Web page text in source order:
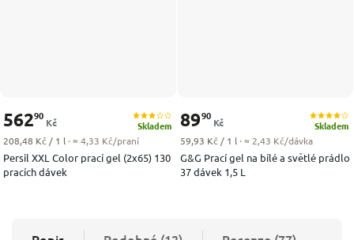
Persil XXL Color prací gel (2x65) 130
pracích dávek
Skladem
56290
Kč
Měrná cena:
208,48 Kč / 1 l · ≈ 4,33 Kč/praní
G&G Prací gel na bílé a světlé prádlo
37 dávek 1,5 L
Skladem
8990
Kč
Měrná cena:
59,93 Kč / 1 l · ≈ 2,43 Kč/dávka